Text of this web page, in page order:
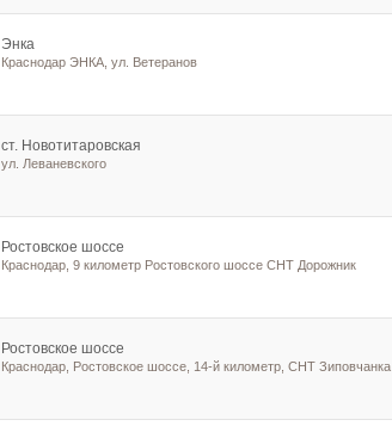
Энка
Краснодар ЭНКА, ул. Ветеранов
ст. Новотитаровская
ул. Леваневского
Ростовское шоссе
Краснодар, 9 километр Ростовского шоссе СНТ Дорожник
Ростовское шоссе
Краснодар, Ростовское шоссе, 14-й километр, СНТ Зиповчанка